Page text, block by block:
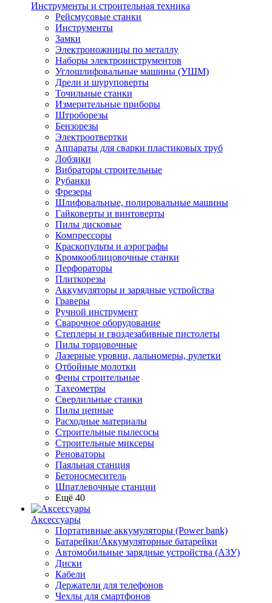
Инструменты и строительная техника
Рейсмусовые станки
Инструменты
Замки
Электроножницы по металлу
Наборы электроинструментов
Углошлифовальные машины (УШМ)
Дрели и шуруповерты
Точильные станки
Измерительные приборы
Штроборезы
Бензорезы
Электроотвертки
Аппараты для сварки пластиковых труб
Лобзики
Вибраторы строительные
Рубанки
Фрезеры
Шлифовальные, полировальные машины
Гайковерты и винтоверты
Пилы дисковые
Компрессоры
Краскопульты и аэрографы
Кромкооблицовочные станки
Перфораторы
Плиткорезы
Аккумуляторы и зарядные устройства
Граверы
Ручной инструмент
Сварочное оборудование
Степлеры и гвоздезабивные пистолеты
Пилы торцовочные
Лазерные уровни, дальномеры, рулетки
Отбойные молотки
Фены строительные
Тахеометры
Сверлильные станки
Пилы цепные
Расходные материалы
Строительные пылесосы
Строительные миксеры
Реноваторы
Паяльная станция
Бетоносмеситель
Шпатлевочные станции
Ещё 40
Аксессуары
Портативные аккумуляторы (Power bank)
Батарейки/Аккумуляторные батарейки
Автомобильные зарядные устройства (АЗУ)
Диски
Кабели
Держатели для телефонов
Чехлы для смартфонов